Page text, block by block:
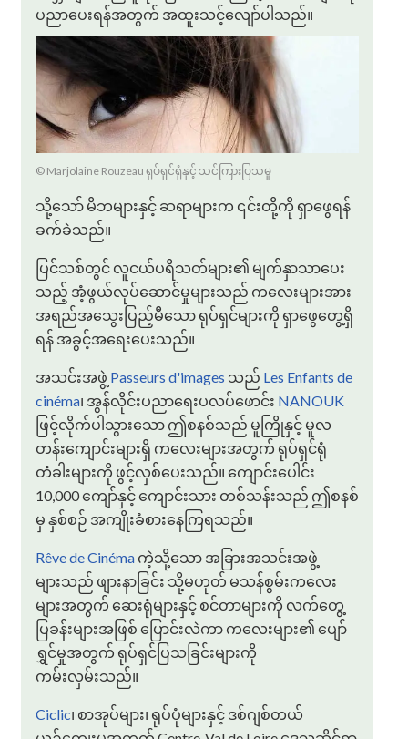
ပညာပေးရန်အတွက် အထူးသင့်လျော်ပါသည်။
© Marjolaine Rouzeau ရုပ်ရှင်ရုံနှင့် သင်ကြားပြသမှု
သို့သော် မိဘများနှင့် ဆရာများက ၎င်းတို့ကို ရှာဖွေရန်
ခက်ခဲသည်။
ပြင်သစ်တွင် လူငယ်ပရိသတ်များ၏ မျက်နှာသာပေး
သည့် အံ့ဖွယ်လုပ်ဆောင်မှုများသည် ကလေးများအား
အရည်အသွေးပြည့်မီသော ရုပ်ရှင်များကို ရှာဖွေတွေ့ရှိ
ရန် အခွင့်အရေးပေးသည်။
အသင်းအဖွဲ့ Passeurs d'images သည် Les Enfants de
cinéma၊ အွန်လိုင်းပညာရေးပလပ်ဖောင်း NANOUK
ဖြင့်လိုက်ပါသွားသော ဤစနစ်သည် မူကြိုနှင့် မူလ
တန်းကျောင်းများရှိ ကလေးများအတွက် ရုပ်ရှင်ရုံ
တံခါးများကို ဖွင့်လှစ်ပေးသည်။ ကျောင်းပေါင်း
10,000 ကျော်နှင့် ကျောင်းသား တစ်သန်းသည် ဤစနစ်
မှ နှစ်စဉ် အကျိုးခံစားနေကြရသည်။
Rêve de Cinéma ကဲ့သို့သော အခြားအသင်းအဖွဲ့
များသည် ဖျားနာခြင်း သို့မဟုတ် မသန်စွမ်းကလေး
များအတွက် ဆေးရုံများနှင့် စင်တာများကို လက်တွေ့
ပြခန်းများအဖြစ် ပြောင်းလဲကာ ကလေးများ၏ ပျော်
ရွှင်မှုအတွက် ရုပ်ရှင်ပြသခြင်းများကို
ကမ်းလှမ်းသည်။
Ciclic၊ စာအုပ်များ၊ ရုပ်ပုံများနှင့် ဒစ်ဂျစ်တယ်